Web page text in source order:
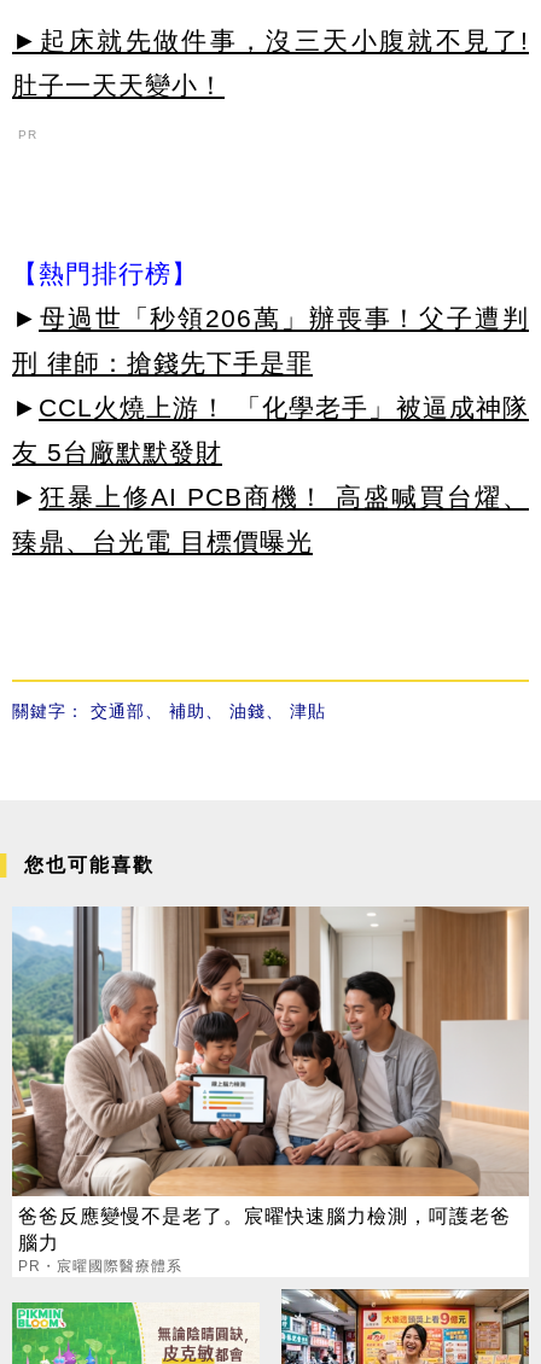
►起床就先做件事，沒三天小腹就不見了!
肚子一天天變小！
PR
【熱門排行榜】
► 母過世「秒領206萬」辦喪事！父子遭判
刑 律師：搶錢先下手是罪
► CCL火燒上游！ 「化學老手」被逼成神隊
友 5台廠默默發財
► 狂暴上修AI PCB商機！ 高盛喊買台燿、
臻鼎、台光電 目標價曝光
關鍵字： 交通部、 補助、 油錢、 津貼
您也可能喜歡
爸爸反應變慢不是老了。宸曜快速腦力檢測，呵護老爸
腦力
PR・宸曜國際醫療體系